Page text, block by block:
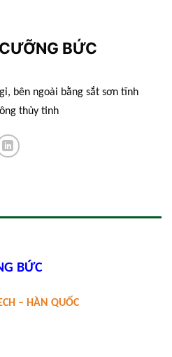
BỨC
bên ngoài bằng sắt sơn tĩnh
thủy tinh
BỨC
– HÀN QUỐC